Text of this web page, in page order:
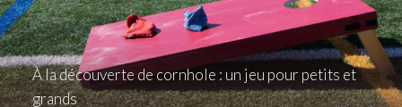
À la découverte de cornhole : un jeu pour petits et
grands